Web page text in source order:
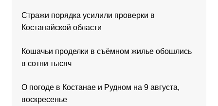
Стражи порядка усилили проверки в
Костанайской области
Кошачьи проделки в съёмном жилье обошлись
в сотни тысяч
О погоде в Костанае и Рудном на 9 августа,
воскресенье